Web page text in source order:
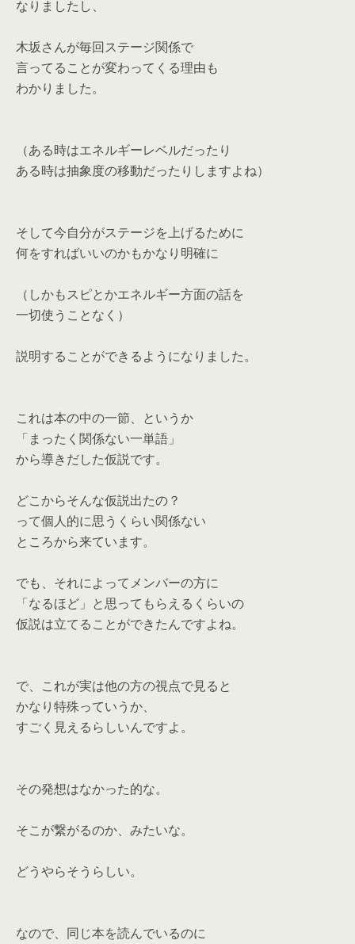
なりましたし、
木坂さんが毎回ステージ関係で
言ってることが変わってくる理由も
わかりました。
（ある時はエネルギーレベルだったり
ある時は抽象度の移動だったりしますよね）
そして今自分がステージを上げるために
何をすればいいのかもかなり明確に
（しかもスピとかエネルギー方面の話を
一切使うことなく）
説明することができるようになりました。
これは本の中の一節、というか
「まったく関係ない一単語」
から導きだした仮説です。
どこからそんな仮説出たの？
って個人的に思うくらい関係ない
ところから来ています。
でも、それによってメンバーの方に
「なるほど」と思ってもらえるくらいの
仮説は立てることができたんですよね。
で、これが実は他の方の視点で見ると
かなり特殊っていうか、
すごく見えるらしいんですよ。
その発想はなかった的な。
そこが繋がるのか、みたいな。
どうやらそうらしい。
なので、同じ本を読んでいるのに